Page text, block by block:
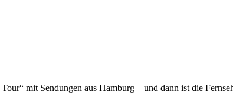
mit Sendungen aus Hamburg – und dann ist die